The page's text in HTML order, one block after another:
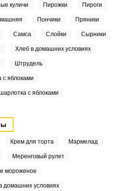
куличи Пирожки Пироги
Пончики Пряники
Самса Слойки Сырники
Хлеб в домашних условиях
Штрудель
с яблоками
с яблоками
Крем для торта Мармелад
Меренговый рулет
мороженое
домашних условиях